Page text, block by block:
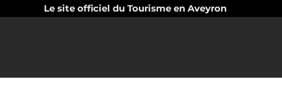
Le site officiel du Tourisme en Aveyron